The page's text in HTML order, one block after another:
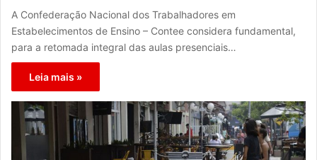
A Confederação Nacional dos Trabalhadores em
Estabelecimentos de Ensino – Contee considera fundamental,
para a retomada integral das aulas presenciais…
Leia mais »